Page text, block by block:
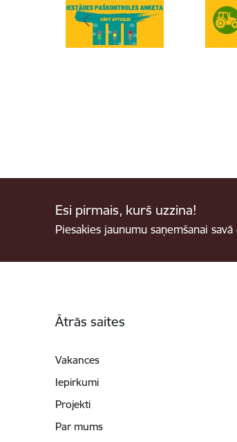
Esi pirmais, kurš uzzina!
Piesakies jaunumu saņemšanai savā
Ātrās saites
Vakances
Iepirkumi
Projekti
Par mums